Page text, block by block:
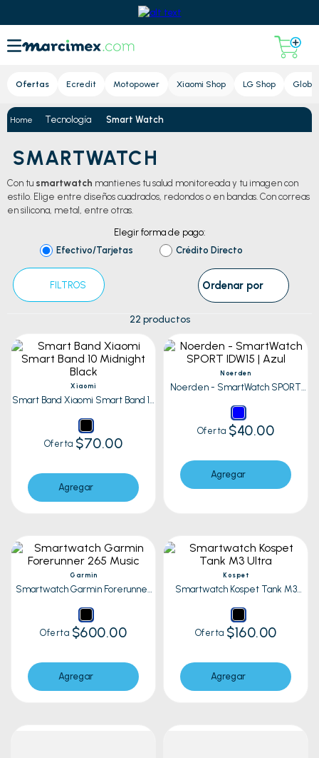
Ofertas Ecredit Motopower Xiaomi Shop LG Shop Global
Tecnología Smart Watch
SMARTWATCH
Con tu smartwatch mantienes tu salud monitoreada y tu imagen con
estilo. Elige entre diseños cuadrados, redondos o en bandas. Con correas
en silicona, metal, entre otras.
Elegir forma de pago:
Efectivo/Tarjetas
Crédito Directo
FILTROS Ordenar por
22 productos
Xiaomi
Smart Band Xiaomi Smart Band 10
Oferta $70.00
Agregar
Noerden
Noerden - SmartWatch SPORT
Oferta $40.00
Agregar
Garmin
Smartwatch Garmin Forerunner
Oferta $600.00
Agregar
Kospet
Smartwatch Kospet Tank M3
Oferta $160.00
Agregar